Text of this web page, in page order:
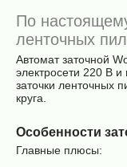
По
ленточных пил
Автомат заточной
электросети 220 В
заточки ленточных
круга.
Особенности
Главные плюсы: